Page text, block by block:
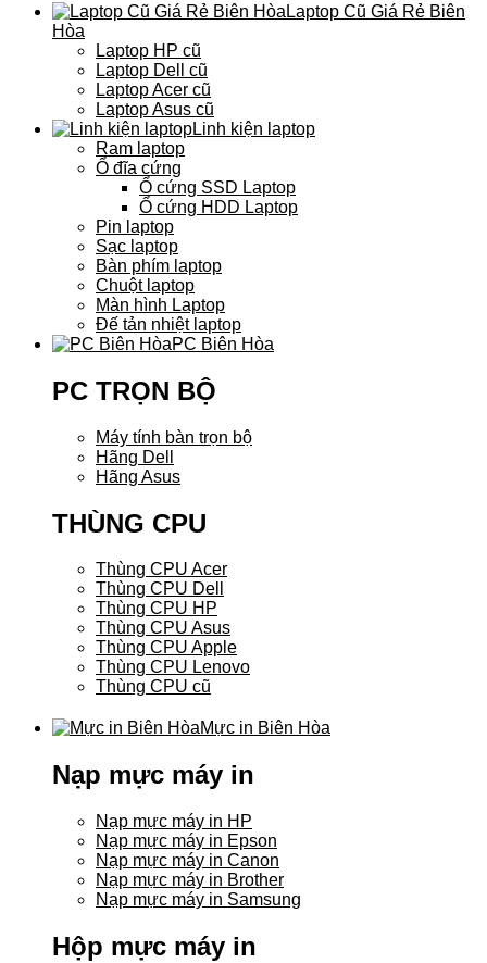
Laptop Cũ Giá Rẻ Biên
Hòa
Laptop HP cũ
Laptop Dell cũ
Laptop Acer cũ
Laptop Asus cũ
Linh kiện laptop
Ram laptop
Ổ đĩa cứng
Ổ cứng SSD Laptop
Ổ cứng HDD Laptop
Pin laptop
Sạc laptop
Bàn phím laptop
Chuột laptop
Màn hình Laptop
Đế tản nhiệt laptop
PC Biên Hòa
PC TRỌN BỘ
Máy tính bàn trọn bộ
Hãng Dell
Hãng Asus
THÙNG CPU
Thùng CPU Acer
Thùng CPU Dell
Thùng CPU HP
Thùng CPU Asus
Thùng CPU Apple
Thùng CPU Lenovo
Thùng CPU cũ
Mực in Biên Hòa
Nạp mực máy in
Nạp mực máy in HP
Nạp mực máy in Epson
Nạp mực máy in Canon
Nạp mực máy in Brother
Nạp mực máy in Samsung
Hộp mực máy in